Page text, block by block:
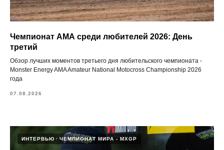
Чемпионат АМА среди любителей 2026: День
третий
Обзор лучших моментов третьего дня любительского чемпионата -
Monster Energy AMA Amateur National Motocross Championship 2026
года
07.08.2026
ИНТЕРВЬЮ ЧЕМПИОНАТ МИРА - MXGP